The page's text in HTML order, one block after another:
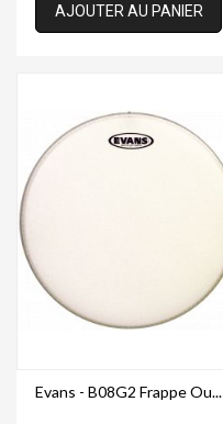
AJOUTER AU PANIER
Evans - B08G2 Frappe Ou...